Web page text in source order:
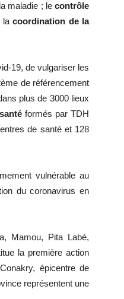
maladie ; lecontrôle
lacoordination de la
19, de vulgariser les
de référencement
plus de 3000 lieux
formés par TDH
de santé et 128
vulnérable au
du coronavirus en
Mamou, Pita Labé,
la première action
épicentre de
représentent une